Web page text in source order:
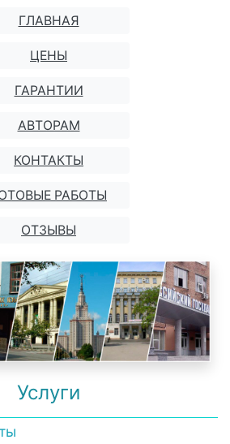
ГЛАВНАЯ
ЦЕНЫ
ГАРАНТИИ
АВТОРАМ
КОНТАКТЫ
РАБОТЫ
ОТЗЫВЫ
Услуги